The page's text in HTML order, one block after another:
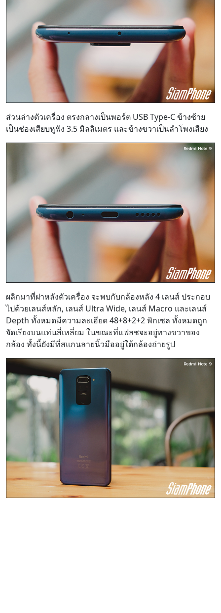
ส่วนล่างตัวเครื่อง ตรงกลางเป็นพอร์ต USB Type-C ข้างซ้าย
เป็นช่องเสียบหูฟัง 3.5 มิลลิเมตร และข้างขวาเป็นลำโพงเสียง
ผลิกมาที่ฝาหลังตัวเครื่อง จะพบกับกล้องหลัง 4 เลนส์ ประกอบ
ไปด้วยเลนส์หลัก, เลนส์ Ultra Wide, เลนส์ Macro และเลนส์
Depth ทั้งหมดมีความละเอียด 48+8+2+2 พิกเซล ทั้งหมดถูก
จัดเรียงบนแท่นสี่เหลี่ยม ในขณะที่แฟลชจะอยู่ทางขวาของ
กล้อง ทั้งนี้ยังมีที่สแกนลายนิ้วมืออยู่ใต้กล้องถ่ายรูป